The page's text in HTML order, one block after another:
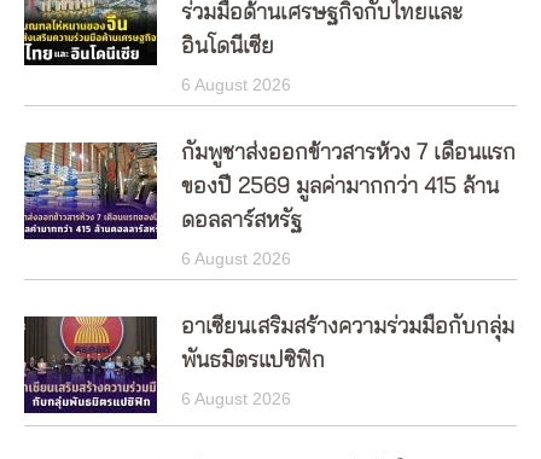
ร่วมมือด้านเศรษฐกิจกับไทยและ
อินโดนีเซีย
6 August 2026
กัมพูชาส่งออกข้าวสารห้วง 7 เดือนแรก
ของปี 2569 มูลค่ามากกว่า 415 ล้าน
ดอลลาร์สหรัฐ
6 August 2026
อาเซียนเสริมสร้างความร่วมมือกับกลุ่ม
พันธมิตรแปซิฟิก
6 August 2026